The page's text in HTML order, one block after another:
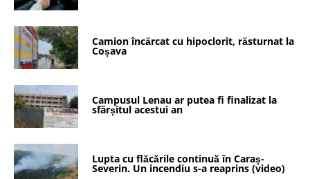
Camion încărcat cu hipoclorit, răsturnat la
Coșava
Campusul Lenau ar putea fi finalizat la
sfârșitul acestui an
Lupta cu flăcările continuă în Caraș-
Severin. Un incendiu s-a reaprins (video)